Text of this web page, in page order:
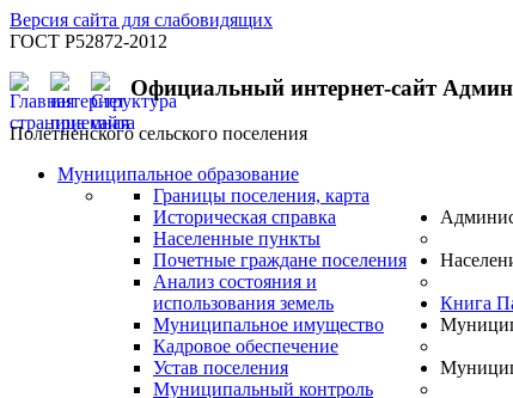
Версия сайта для слабовидящих
ГОСТ Р52872-2012
Официальный интернет-сайт
Полётненского сельского поселения
Муниципальное образование
Границы поселения, карта
Историческая справка
Населенные пункты
Почетные граждане поселения
Анализ состояния и
использования земель
Муниципальное имущество
Кадровое обеспечение
Устав поселения
Муниципальный контроль
Книга